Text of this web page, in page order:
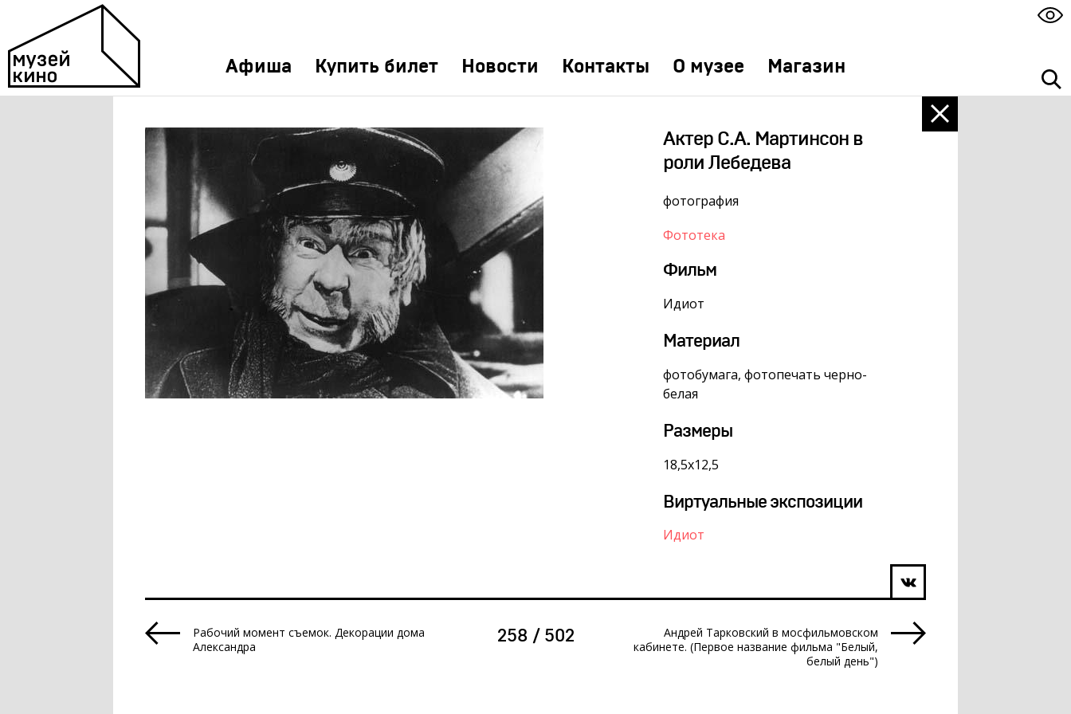
Афиша Купить билет Новости Контакты О музее Магазин
Актер С.А. Мартинсон в
роли Лебедева
фотография
Фототека
Фильм
Идиот
Материал
фотобумага, фотопечать черно-
белая
Размеры
18,5х12,5
Виртуальные экспозиции
Идиот
Рабочий момент съемок. Декорации дома
Александра
258 / 502
Андрей Тарковский в мосфильмовском
кабинете. (Первое название фильма "Белый,
белый день")